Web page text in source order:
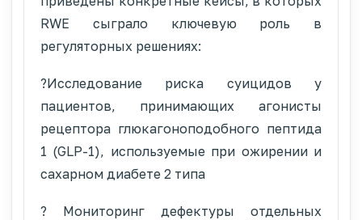
RWE сыграло ключевую роль в
регуляторных решениях:
?Исследование риска суицидов у
пациентов, принимающих агонисты
рецептора глюкагоноподобного пептида
1 (GLP-1), используемые при ожирении и
сахарном диабете 2 типа
? Мониторинг дефектуры отдельных